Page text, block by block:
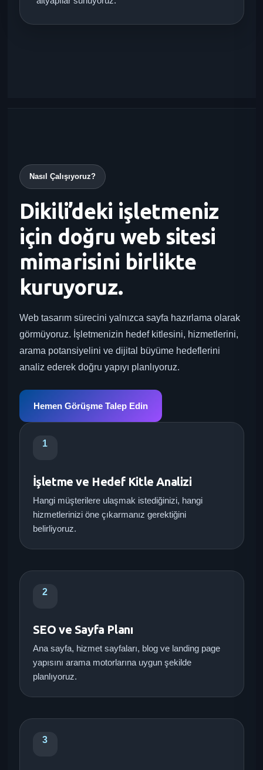
Nasıl Çalışıyoruz?
Dikili’deki işletmeniz
için doğru web sitesi
mimarisini birlikte
kuruyoruz.
Web tasarım sürecini yalnızca sayfa hazırlama olarak
görmüyoruz. İşletmenizin hedef kitlesini, hizmetlerini,
arama potansiyelini ve dijital büyüme hedeflerini
analiz ederek doğru yapıyı planlıyoruz.
Hemen Görüşme Talep Edin
1
İşletme ve Hedef Kitle Analizi
Hangi müşterilere ulaşmak istediğinizi, hangi
hizmetlerinizi öne çıkarmanız gerektiğini
belirliyoruz.
2
SEO ve Sayfa Planı
Ana sayfa, hizmet sayfaları, blog ve landing page
yapısını arama motorlarına uygun şekilde
planlıyoruz.
3